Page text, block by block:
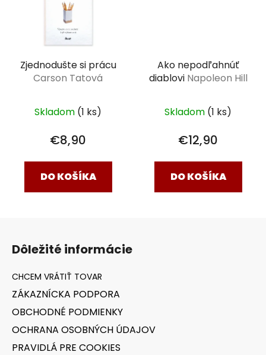
Zjednodušte si prácu
Carson Tatová
Skladom (1 ks)
€8,90
DO KOŠÍKA
Ako nepodľahnúť
diablovi Napoleon Hill
Skladom (1 ks)
€12,90
DO KOŠÍKA
Dôležité informácie
ZÁKAZNÍCKA PODPORA
OBCHODNÉ PODMIENKY
OCHRANA OSOBNÝCH ÚDAJOV
PRAVIDLÁ PRE COOKIES